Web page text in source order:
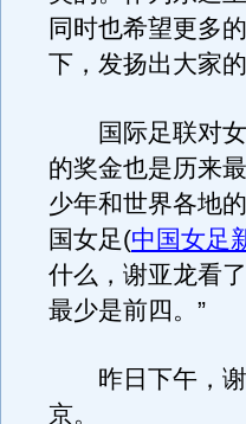
同时也希望更多
下，发扬出大家
国际足联对女
的奖金也是历来
少年和世界各地
国女足(中国女足
什么，谢亚龙看
最少是前四。”
昨日下午，谢
京。